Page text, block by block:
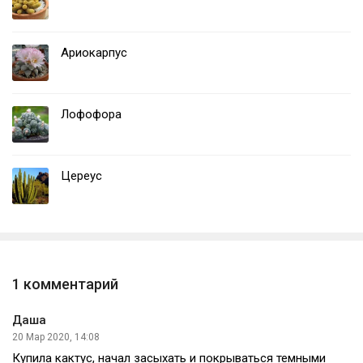
Ариокарпус
Лофофора
Цереус
1 комментарий
Даша
20 Мар 2020, 14:08
Купила кактус, начал засыхать и покрываться темными